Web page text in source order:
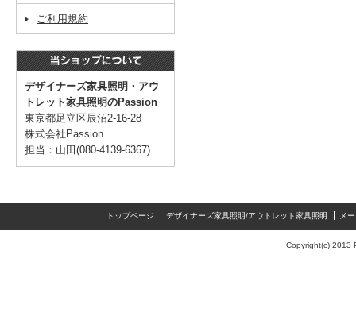
ご利用規約
デザイナーズ家具照明・アウ
トレット家具照明のPassion
東京都足立区辰沼2-16-28
株式会社Passion
担当：山田(080-4139-6367)
トップページ デザイナーズ家具照明/アウトレット家具照明 メ
Copyright(c) 2013